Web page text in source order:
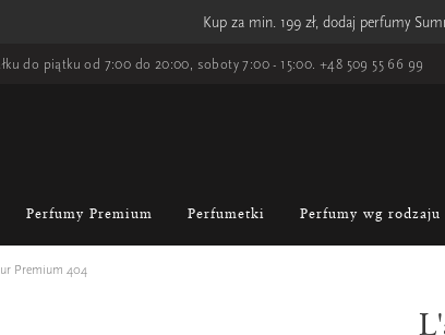
Kup za min. 199 zł, dodaj perfumy
do piątku od 7:00 do 20:00, soboty 7:00 - 15:00. +48 509 55 66 99
Perfumy Premium Perfumetki Perfumy wg rodzaju
Premium 404